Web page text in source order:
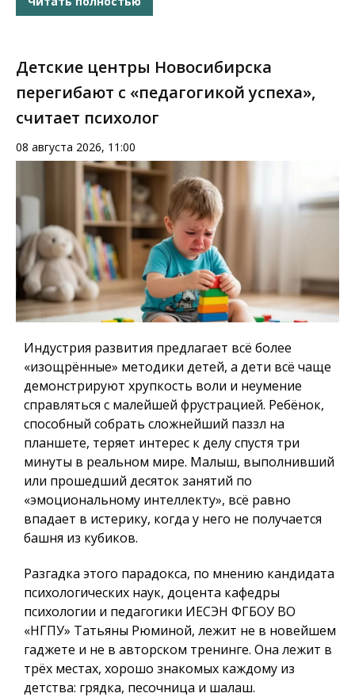
Детские центры Новосибирска
перегибают с «педагогикой успеха»,
считает психолог
08 августа 2026, 11:00
Индустрия развития предлагает всё более
«изощрённые» методики детей, а дети всё чаще
демонстрируют хрупкость воли и неумение
справляться с малейшей фрустрацией. Ребёнок,
способный собрать сложнейший паззл на
планшете, теряет интерес к делу спустя три
минуты в реальном мире. Малыш, выполнивший
или прошедший десяток занятий по
«эмоциональному интеллекту», всё равно
впадает в истерику, когда у него не получается
башня из кубиков.
Разгадка этого парадокса, по мнению кандидата
психологических наук, доцента кафедры
психологии и педагогики ИЕСЭН ФГБОУ ВО
«НГПУ» Татьяны Рюминой, лежит не в новейшем
гаджете и не в авторском тренинге. Она лежит в
трёх местах, хорошо знакомых каждому из
детства: грядка, песочница и шалаш.